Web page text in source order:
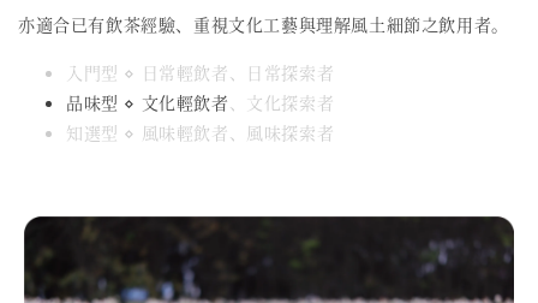
亦適合已有飲茶經驗、重視文化工藝與理解風土細節之飲用者。
入門型 ⋄ 日常輕飲者、日常探索者
品味型 ⋄ 文化輕飲者、文化探索者
知選型 ⋄ 風味輕飲者、風味探索者